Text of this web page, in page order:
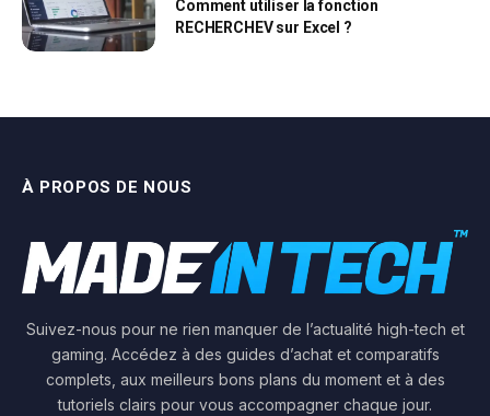
Comment utiliser la fonction
RECHERCHEV sur Excel ?
À PROPOS DE NOUS
Suivez-nous pour ne rien manquer de l’actualité high-tech et
gaming. Accédez à des guides d’achat et comparatifs
complets, aux meilleurs bons plans du moment et à des
tutoriels clairs pour vous accompagner chaque jour.